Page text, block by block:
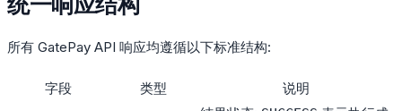
所有 GatePay API 响应均遵循以下标准结构:
字段 类型 说明